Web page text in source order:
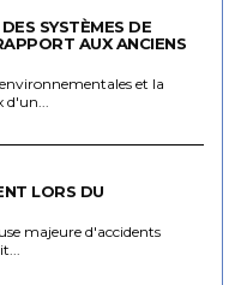
SYSTÈMES DE
AUX ANCIENS
et la
LORS DU
majeure d'accidents